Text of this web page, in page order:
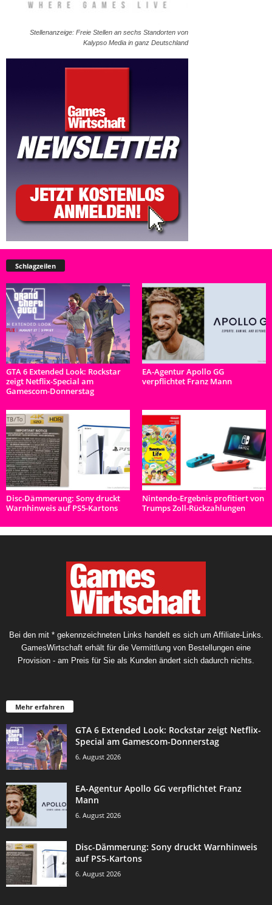
Stellenanzeige: Freie Stellen an sechs Standorten von
Kalypso Media in ganz Deutschland
Schlagzeilen
GTA 6 Extended Look: Rockstar
zeigt Netflix-Special am
Gamescom-Donnerstag
EA-Agentur Apollo GG
verpflichtet Franz Mann
Disc-Dämmerung: Sony druckt
Warnhinweis auf PS5-Kartons
Nintendo-Ergebnis profitiert von
Trumps Zoll-Rückzahlungen
Bei den mit * gekennzeichneten Links handelt es sich um Affiliate-Links.
GamesWirtschaft erhält für die Vermittlung von Bestellungen eine
Provision - am Preis für Sie als Kunden ändert sich dadurch nichts.
Mehr erfahren
GTA 6 Extended Look: Rockstar zeigt Netflix-
Special am Gamescom-Donnerstag
6. August 2026
EA-Agentur Apollo GG verpflichtet Franz
Mann
6. August 2026
Disc-Dämmerung: Sony druckt Warnhinweis
auf PS5-Kartons
6. August 2026